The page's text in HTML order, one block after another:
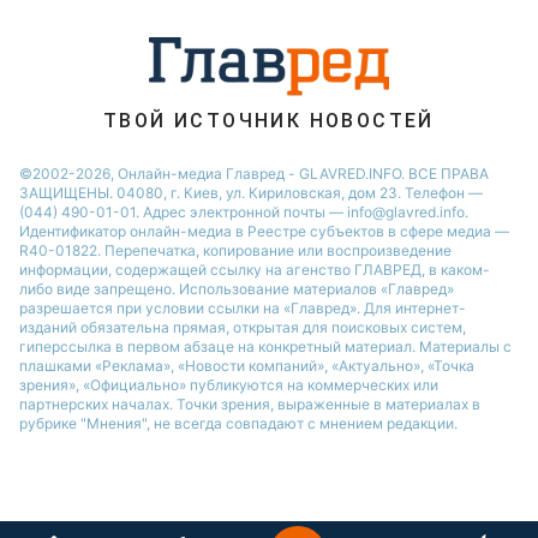
Новости Одессы
Новости Запорожья
ТВОЙ ИСТОЧНИК НОВОСТЕЙ
©2002-2026, Онлайн-медиа Главред - GLAVRED.INFO. ВСЕ ПРАВА
ЗАЩИЩЕНЫ. 04080, г. Киев, ул. Кириловская, дом 23. Телефон —
(044) 490-01-01. Адрес электронной почты — info@glavred.info.
Идентификатор онлайн-медиа в Реестре cубъектов в сфере медиа —
R40-01822. Перепечатка, копирование или воспроизведение
информации, содержащей ссылку на агенство ГЛАВРЕД, в каком-
либо виде запрещено. Использование материалов «Главред»
разрешается при условии ссылки на «Главред». Для интернет-
изданий обязательна прямая, открытая для поисковых систем,
гиперссылка в первом абзаце на конкретный материал. Материалы с
плашками «Реклама», «Новости компаний», «Актуально», «Точка
зрения», «Официально» публикуются на коммерческих или
партнерских началах. Точки зрения, выраженные в материалах в
рубрике "Мнения", не всегда совпадают с мнением редакции.